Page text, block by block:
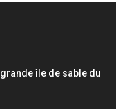
île de sable du